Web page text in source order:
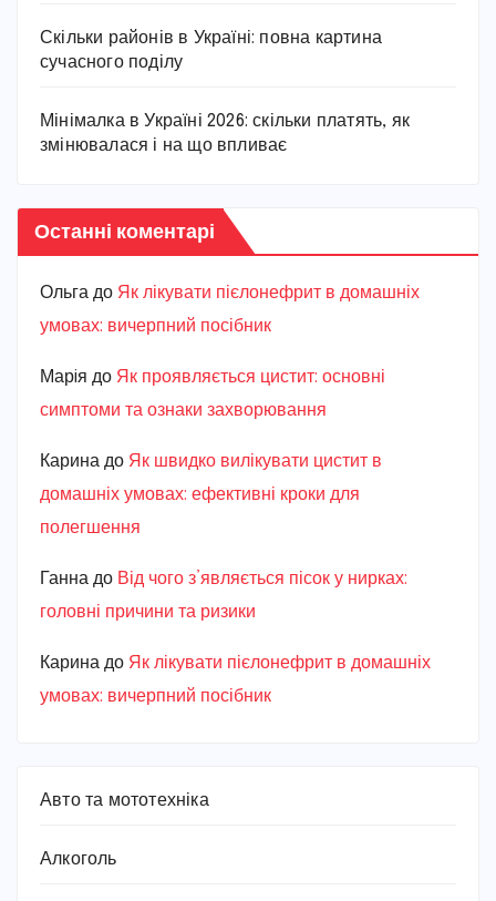
Скільки районів в Україні: повна картина
сучасного поділу
Мінімалка в Україні 2026: скільки платять, як
змінювалася і на що впливає
Останні коментарі
Ольга до Як лікувати пієлонефрит в домашніх
умовах: вичерпний посібник
Марiя до Як проявляється цистит: основні
симптоми та ознаки захворювання
Карина до Як швидко вилікувати цистит в
домашніх умовах: ефективні кроки для
полегшення
Ганна до Від чого з’являється пісок у нирках:
головні причини та ризики
Карина до Як лікувати пієлонефрит в домашніх
умовах: вичерпний посібник
Авто та мототехніка
Алкоголь